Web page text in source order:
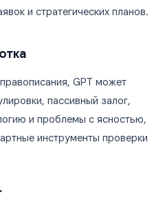
и стратегических планов.
GPT может
пассивный залог,
и проблемы с ясностью,
инструменты проверки